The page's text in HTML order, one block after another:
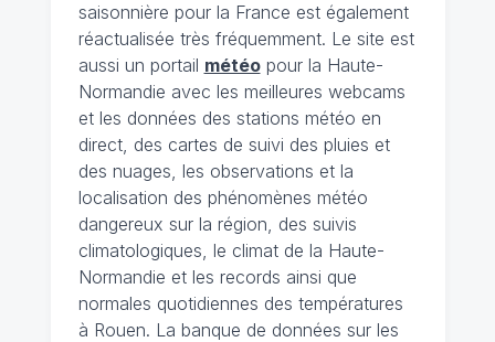
saisonnière pour la France est également
réactualisée très fréquemment. Le site est
aussi un portail météopour la Haute-
Normandie avec les meilleures webcams
et les données des stations météo en
direct, des cartes de suivi des pluies et
des nuages, les observations et la
localisation des phénomènes météo
dangereux sur la région, des suivis
climatologiques, le climat de la Haute-
Normandie et les records ainsi que
normales quotidiennes des températures
à Rouen. La banque de données sur les